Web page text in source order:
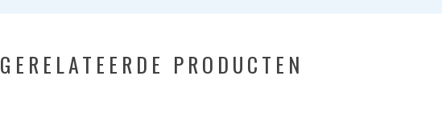
GERELATEERDE PRODUCTEN